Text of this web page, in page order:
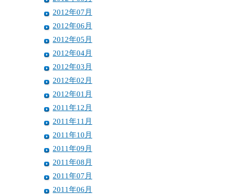
2012年07月
2012年06月
2012年05月
2012年04月
2012年03月
2012年02月
2012年01月
2011年12月
2011年11月
2011年10月
2011年09月
2011年08月
2011年07月
2011年06月